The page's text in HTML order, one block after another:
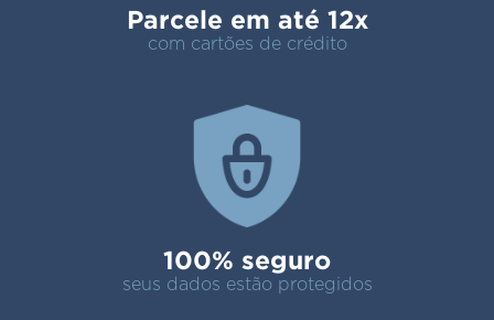
Parcele em até 12x
com cartões de crédito
100% seguro
seus dados estão protegidos